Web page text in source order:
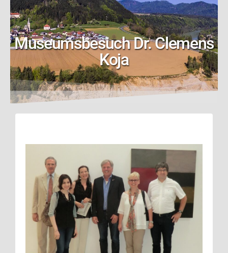
Museumsbesuch Dr. Clemens
Koja